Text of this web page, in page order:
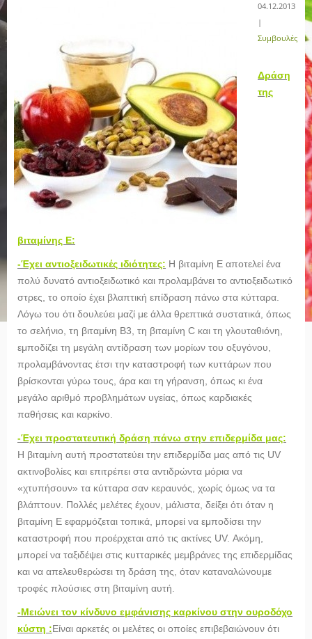
04.12.2013
|
Συμβουλές
Δράση
της
βιταμίνης Ε:
-Έχει αντιοξειδωτικές ιδιότητες: Η βιταμίνη Ε αποτελεί ένα
πολύ δυνατό αντιοξειδωτικό και προλαμβάνει το αντιοξειδωτικό
στρες, το οποίο έχει βλαπτική επίδραση πάνω στα κύτταρα.
Λόγω του ότι δουλεύει μαζί με άλλα θρεπτικά συστατικά, όπως
το σελήνιο, τη βιταμίνη Β3, τη βιταμίνη C και τη γλουταθιόνη,
εμποδίζει τη μεγάλη αντίδραση των μορίων του οξυγόνου,
προλαμβάνοντας έτσι την καταστροφή των κυττάρων που
βρίσκονται γύρω τους, άρα και τη γήρανση, όπως κι ένα
μεγάλο αριθμό προβλημάτων υγείας, όπως καρδιακές
παθήσεις και καρκίνο.
-Έχει προστατευτική δράση πάνω στην επιδερμίδα μας:
Η βιταμίνη αυτή προστατεύει την επιδερμίδα μας από τις UV
ακτινοβολίες και επιτρέπει στα αντιδρώντα μόρια να
«χτυπήσουν» τα κύτταρα σαν κεραυνός, χωρίς όμως να τα
βλάπτουν. Πολλές μελέτες έχουν, μάλιστα, δείξει ότι όταν η
βιταμίνη Ε εφαρμόζεται τοπικά, μπορεί να εμποδίσει την
καταστροφή που προέρχεται από τις ακτίνες UV. Ακόμη,
μπορεί να ταξιδέψει στις κυτταρικές μεμβράνες της επιδερμίδας
και να απελευθερώσει τη δράση της, όταν καταναλώνουμε
τροφές πλούσιες στη βιταμίνη αυτή.
-Μειώνει τον κίνδυνο εμφάνισης καρκίνου στην ουροδόχο
κύστη :Είναι αρκετές οι μελέτες οι οποίες επιβεβαιώνουν ότι